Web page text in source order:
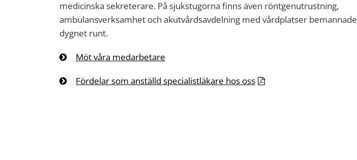
medicinska sekreterare. På sjukstugorna finns även röntgenutrustning,
ambulansverksamhet och akutvårdsavdelning med vårdplatser bemannade
dygnet runt.
Möt våra medarbetare
Fördelar som anställd specialistläkare hos oss